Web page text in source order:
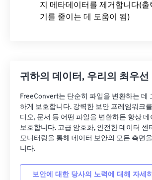
지 메타데이터를 제거합니다(출
기를 줄이는 데 도움이 됨)
귀하의 데이터, 우리의 최우선
FreeConvert는 단순히 파일을 변환하는 데
하게 보호합니다. 강력한 보안 프레임워크를
디오, 문서 등 어떤 파일을 변환하든 항상 데
보호합니다. 고급 암호화, 안전한 데이터 센
모니터링을 통해 데이터 보안의 모든 측면
니다.
보안에 대한 당사의 노력에 대해 자세